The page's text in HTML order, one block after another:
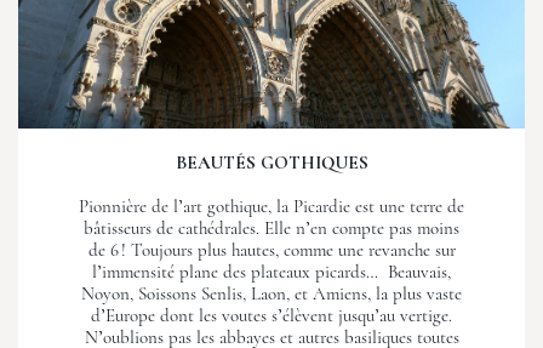
BEAUTÉS GOTHIQUES
Pionnière de l’art gothique, la Picardie est une terre de
bâtisseurs de cathédrales. Elle n’en compte pas moins
de 6 ! Toujours plus hautes, comme une revanche sur
l’immensité plane des plateaux picards… Beauvais,
Noyon, Soissons Senlis, Laon, et Amiens, la plus vaste
d’Europe dont les voutes s’élèvent jusqu’au vertige.
N’oublions pas les abbayes et autres basiliques toutes